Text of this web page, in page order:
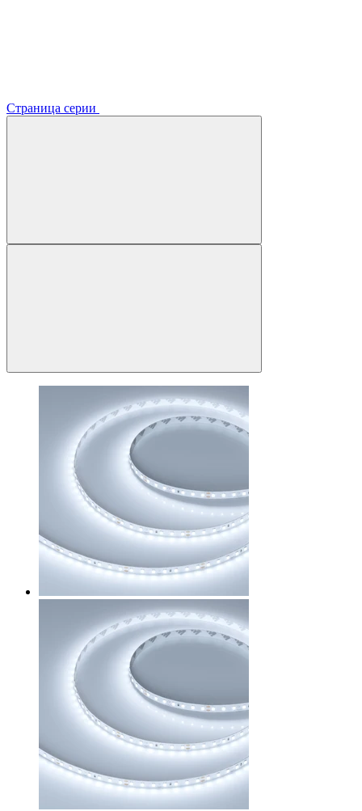
Страница серии